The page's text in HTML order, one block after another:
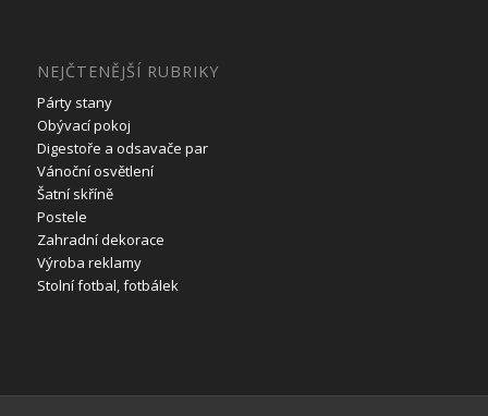
NEJČTENĚJŠÍ RUBRIKY
Párty stany
Obývací pokoj
Digestoře a odsavače par
Vánoční osvětlení
Šatní skříně
Postele
Zahradní dekorace
Výroba reklamy
Stolní fotbal, fotbálek